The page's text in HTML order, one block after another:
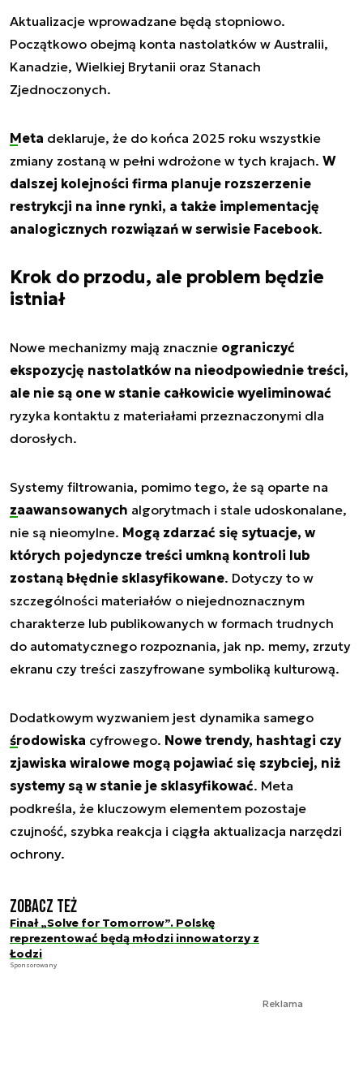
Aktualizacje wprowadzane będą stopniowo.
Początkowo obejmą konta nastolatków w Australii,
Kanadzie, Wielkiej Brytanii oraz Stanach
Zjednoczonych.
Meta deklaruje, że do końca 2025 roku wszystkie
zmiany zostaną w pełni wdrożone w tych krajach. W
dalszej kolejności firma planuje rozszerzenie
restrykcji na inne rynki, a także implementację
analogicznych rozwiązań w serwisie Facebook.
Krok do przodu, ale problem będzie
istniał
Nowe mechanizmy mają znacznie ograniczyć
ekspozycję nastolatków na nieodpowiednie treści,
ale nie są one w stanie całkowicie wyeliminować
ryzyka kontaktu z materiałami przeznaczonymi dla
dorosłych.
Systemy filtrowania, pomimo tego, że są oparte na
zaawansowanych algorytmach i stale udoskonalane,
nie są nieomylne. Mogą zdarzać się sytuacje, w
których pojedyncze treści umkną kontroli lub
zostaną błędnie sklasyfikowane. Dotyczy to w
szczególności materiałów o niejednoznacznym
charakterze lub publikowanych w formach trudnych
do automatycznego rozpoznania, jak np. memy, zrzuty
ekranu czy treści zaszyfrowane symboliką kulturową.
Dodatkowym wyzwaniem jest dynamika samego
środowiska cyfrowego. Nowe trendy, hashtagi czy
zjawiska wiralowe mogą pojawiać się szybciej, niż
systemy są w stanie je sklasyfikować. Meta
podkreśla, że kluczowym elementem pozostaje
czujność, szybka reakcja i ciągła aktualizacja narzędzi
ochrony.
Zobacz też
Finał „Solve for Tomorrow”. Polskę
reprezentować będą młodzi innowatorzy z
Łodzi
Sponsorowany
Reklama